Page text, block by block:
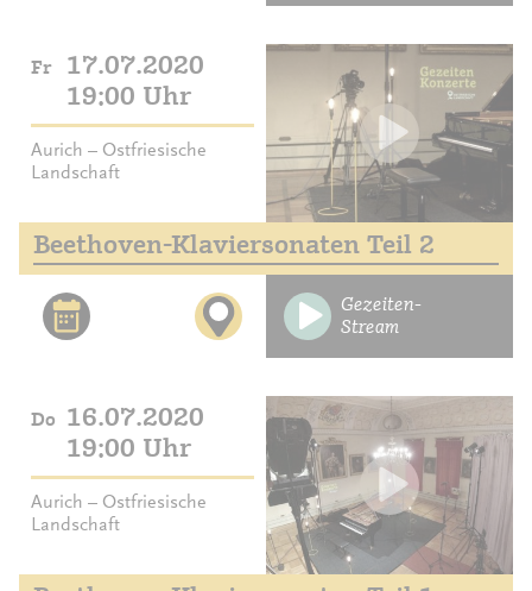
Fr
17.07.2020
19:00 Uhr
Aurich – Ostfriesische
Landschaft
Beethoven-Klaviersonaten Teil 2
Gezeiten-
Stream
Do 16.07.2020
19:00 Uhr
Aurich – Ostfriesische
Landschaft